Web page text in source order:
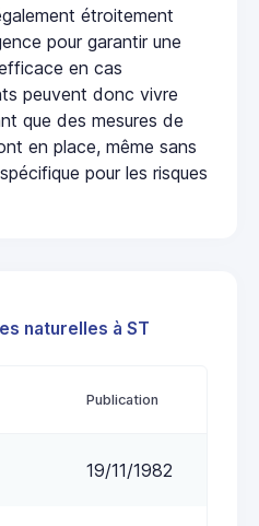
étroitement
pour garantir une
en cas
peuvent donc vivre
que des mesures de
en place, même sans
pour les risques
naturelles à ST
Publication
19/11/1982